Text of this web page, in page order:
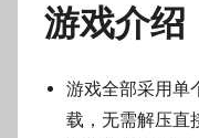
游戏介绍
游戏全部采用单
载，无需解压直